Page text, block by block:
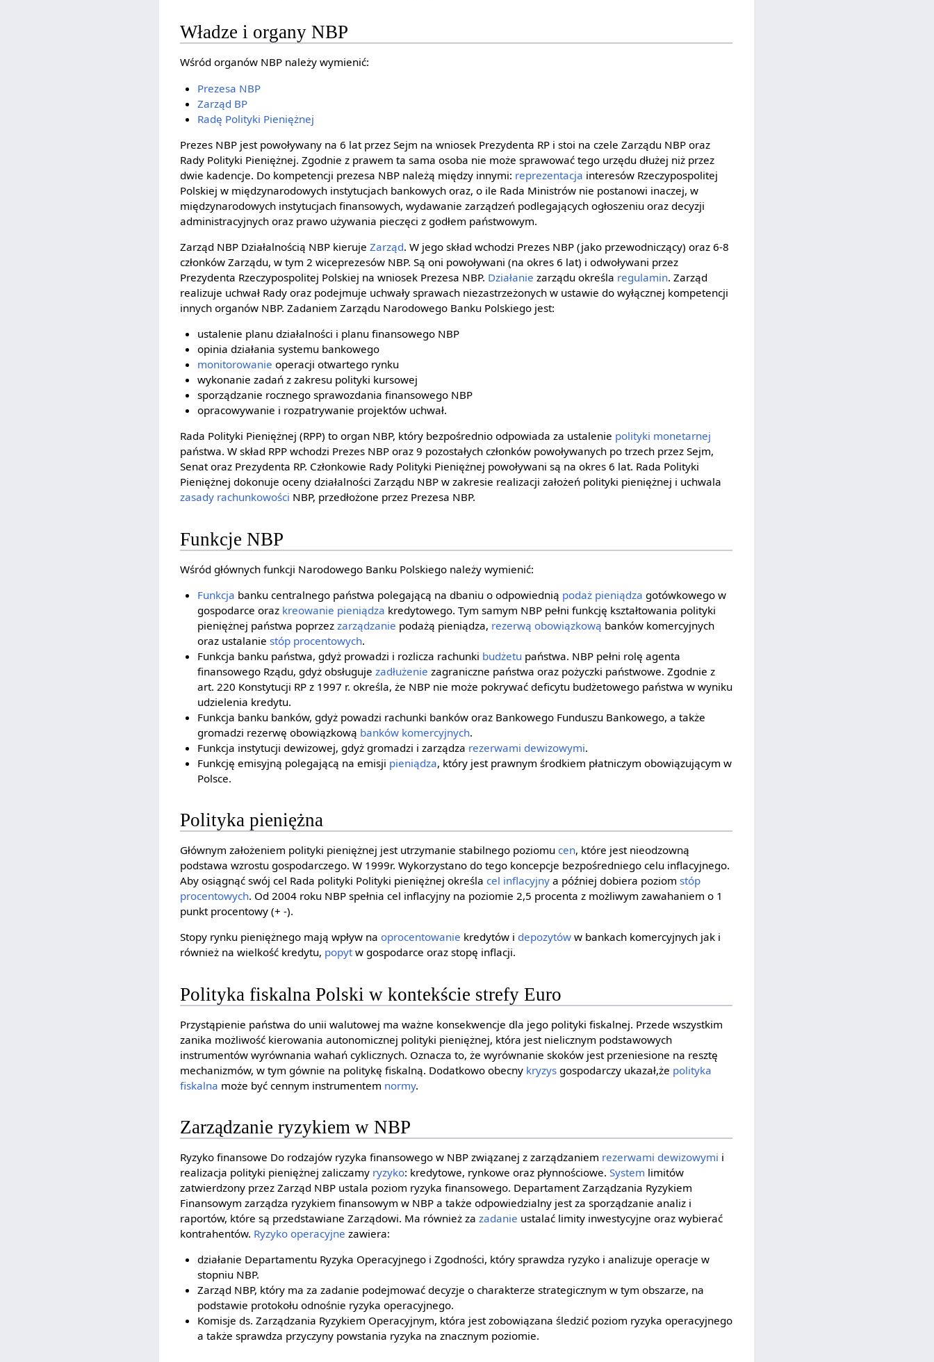
Władze i organy NBP
Wśród organów NBP należy wymienić:
Prezesa NBP
Zarząd BP
Radę Polityki Pieniężnej
Prezes NBP jest powoływany na 6 lat przez Sejm na wniosek Prezydenta RP i stoi na czele Zarządu NBP oraz
Rady Polityki Pieniężnej. Zgodnie z prawem ta sama osoba nie może sprawować tego urzędu dłużej niż przez
dwie kadencje. Do kompetencji prezesa NBP należą między innymi: reprezentacja interesów Rzeczypospolitej
Polskiej w międzynarodowych instytucjach bankowych oraz, o ile Rada Ministrów nie postanowi inaczej, w
międzynarodowych instytucjach finansowych, wydawanie zarządzeń podlegających ogłoszeniu oraz decyzji
administracyjnych oraz prawo używania pieczęci z godłem państwowym.
Zarząd NBP Działalnością NBP kierujeZarząd. W jego skład wchodzi Prezes NBP (jako przewodniczący) oraz 6-8
członków Zarządu, w tym 2 wiceprezesów NBP. Są oni powoływani (na okres 6 lat) i odwoływani przez
Prezydenta Rzeczypospolitej Polskiej na wniosek Prezesa NBP. Działanie zarządu określa regulamin. Zarząd
realizuje uchwał Rady oraz podejmuje uchwały sprawach niezastrzeżonych w ustawie do wyłącznej kompetencji
innych organów NBP. Zadaniem Zarządu Narodowego Banku Polskiego jest:
ustalenie planu działalności i planu finansowego NBP
opinia działania systemu bankowego
monitorowanie operacji otwartego rynku
wykonanie zadań z zakresu polityki kursowej
sporządzanie rocznego sprawozdania finansowego NBP
opracowywanie i rozpatrywanie projektów uchwał.
Rada Polityki Pieniężnej (RPP) to organ NBP, który bezpośrednio odpowiada za ustalenie polityki monetarnej
państwa. W skład RPP wchodzi Prezes NBP oraz 9 pozostałych członków powoływanych po trzech przez Sejm,
Senat oraz Prezydenta RP. Członkowie Rady Polityki Pieniężnej powoływani są na okres 6 lat. Rada Polityki
Pieniężnej dokonuje oceny działalności Zarządu NBP w zakresie realizacji założeń polityki pieniężnej i uchwala
zasady rachunkowości NBP, przedłożone przez Prezesa NBP.
Funkcje NBP
Wśród głównych funkcji Narodowego Banku Polskiego należy wymienić:
Funkcja banku centralnego państwa polegającą na dbaniu o odpowiednią podaż pieniądza gotówkowego w
gospodarce oraz kreowanie pieniądza kredytowego. Tym samym NBP pełni funkcję kształtowania polityki
pieniężnej państwa poprzez zarządzanie podażą pieniądza, rezerwą obowiązkową banków komercyjnych
oraz ustalanie stóp procentowych.
Funkcja banku państwa, gdyż prowadzi i rozlicza rachunki budżetu państwa. NBP pełni rolę agenta
finansowego Rządu, gdyż obsługuje zadłużenie zagraniczne państwa oraz pożyczki państwowe. Zgodnie z
art. 220 Konstytucji RP z 1997 r. określa, że NBP nie może pokrywać deficytu budżetowego państwa w wyniku
udzielenia kredytu.
Funkcja banku banków, gdyż powadzi rachunki banków oraz Bankowego Funduszu Bankowego, a także
gromadzi rezerwę obowiązkową banków komercyjnych.
Funkcja instytucji dewizowej, gdyż gromadzi i zarządza rezerwami dewizowymi.
Funkcję emisyjną polegającą na emisji pieniądza, który jest prawnym środkiem płatniczym obowiązującym w
Polsce.
Polityka pieniężna
Głównym założeniem polityki pieniężnej jest utrzymanie stabilnego poziomucen, które jest nieodzowną
podstawa wzrostu gospodarczego. W 1999r. Wykorzystano do tego koncepcje bezpośredniego celu inflacyjnego.
Aby osiągnąć swój cel Rada polityki Polityki pieniężnej określacel inflacyjny a później dobiera poziomstóp
procentowych. Od 2004 roku NBP spełnia cel inflacyjny na poziomie 2,5 procenta z możliwym zawahaniem o 1
punkt procentowy (+ -).
Stopy rynku pieniężnego mają wpływ naoprocentowanie kredytów i depozytów w bankach komercyjnych jak i
również na wielkość kredytu, popytw gospodarce oraz stopę inflacji.
Polityka fiskalna Polski w kontekście strefy Euro
Przystąpienie państwa do unii walutowej ma ważne konsekwencje dla jego polityki fiskalnej. Przede wszystkim
zanika możliwość kierowania autonomicznej polityki pieniężnej, która jest nielicznym podstawowych
instrumentów wyrównania wahań cyklicznych. Oznacza to, że wyrównanie skoków jest przeniesione na resztę
mechanizmów, w tym gównie na politykę fiskalną. Dodatkowo obecny kryzys gospodarczy ukazał,że polityka
fiskalna może być cennym instrumentem normy.
Zarządzanie ryzykiem w NBP
Ryzyko finansowe Do rodzajów ryzyka finansowego w NBP związanej z zarządzaniem rezerwami dewizowymi i
realizacja polityki pieniężnej zaliczamy ryzyko: kredytowe, rynkowe oraz płynnościowe.System limitów
zatwierdzony przez Zarząd NBP ustala poziom ryzyka finansowego. Departament Zarządzania Ryzykiem
Finansowym zarządza ryzykiem finansowym w NBP a także odpowiedzialny jest za sporządzanie analiz i
raportów, które są przedstawiane Zarządowi. Ma również zazadanie ustalać limity inwestycyjne oraz wybierać
kontrahentów. Ryzyko operacyjne zawiera:
działanie Departamentu Ryzyka Operacyjnego i Zgodności, który sprawdza ryzyko i analizuje operacje w
stopniu NBP.
Zarząd NBP, który ma za zadanie podejmować decyzje o charakterze strategicznym w tym obszarze, na
podstawie protokołu odnośnie ryzyka operacyjnego.
Komisje ds. Zarządzania Ryzykiem Operacyjnym, która jest zobowiązana śledzić poziom ryzyka operacyjnego
a także sprawdza przyczyny powstania ryzyka na znacznym poziomie.